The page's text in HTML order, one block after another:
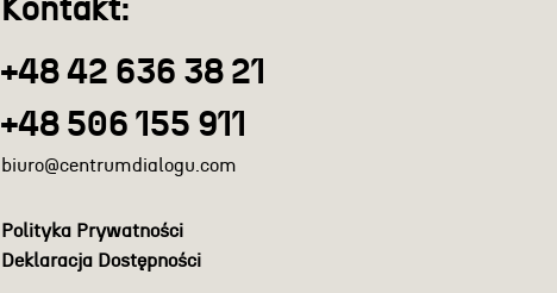
Kontakt:
+48 42 636 38 21
+48 506 155 911
biuro@centrumdialogu.com
Polityka Prywatności
Deklaracja Dostępności